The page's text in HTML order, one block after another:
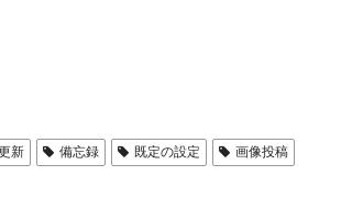
新 備忘録 既定の設定 画像投稿